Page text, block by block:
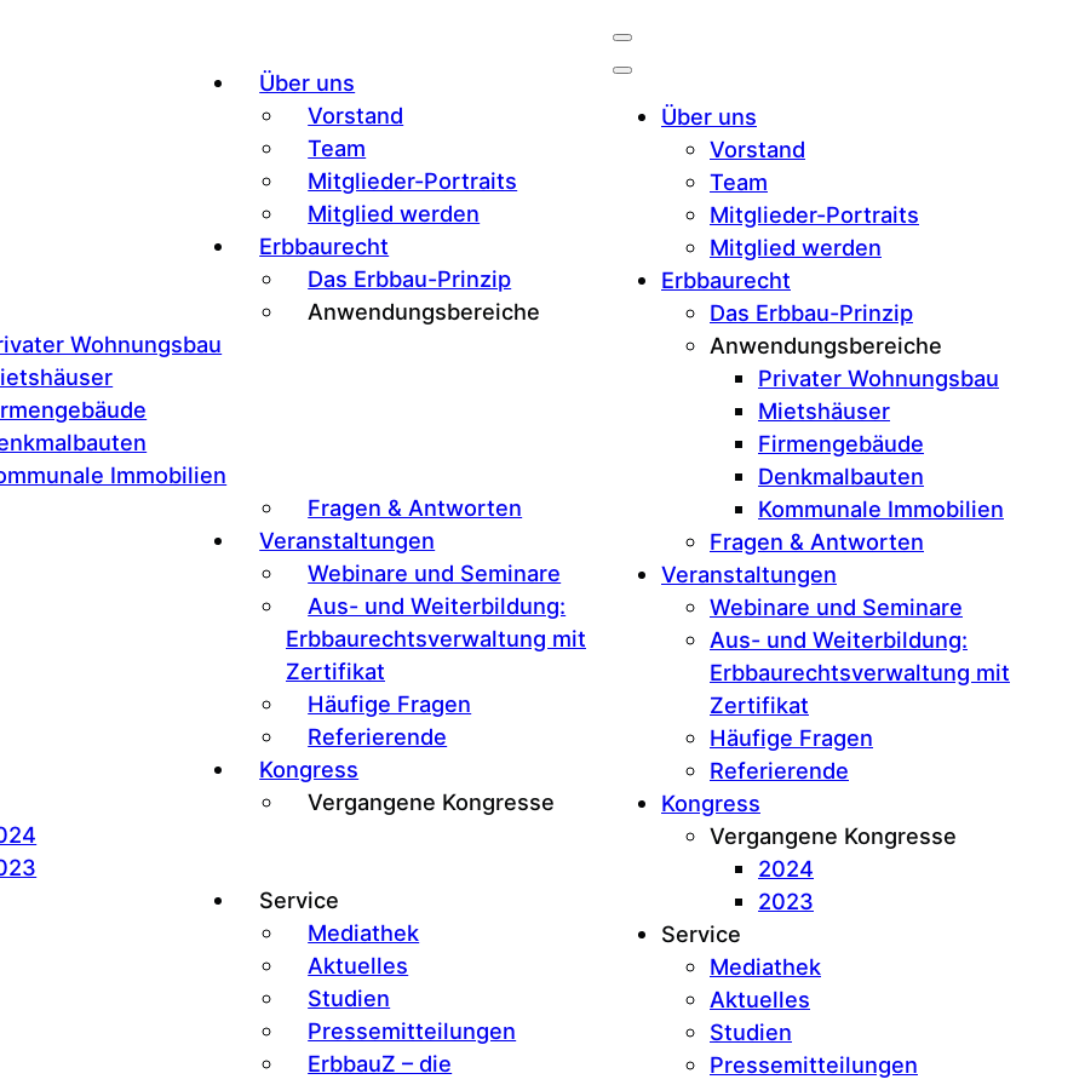
Über uns
Vorstand
Team
Mitglieder-Portraits
Mitglied werden
Erbbaurecht
Das Erbbau-Prinzip
Anwendungsbereiche
Wohnungsbau
Immobilien
Fragen & Antworten
Veranstaltungen
Webinare und Seminare
Aus- und Weiter­­­­bildung:
Erbbaurechtsverwaltung mit
Zertifikat
Häufige Fragen
Referierende
Kongress
Vergangene Kongresse
Service
Mediathek
Aktuelles
Studien
Pressemitteilungen
ErbbauZ – die
Über uns
Vorstand
Team
Mitglieder-Portraits
Mitglied werden
Erbbaurecht
Das Erbbau-Prinzip
Anwendungsbereiche
Privater Wohnungsbau
Mietshäuser
Firmengebäude
Denkmalbauten
Kommunale Immobilien
Fragen & Antworten
Veranstaltungen
Webinare und Seminare
Aus- und Weiter­­­­bildung:
Erbbaurechtsverwaltung mit
Zertifikat
Häufige Fragen
Referierende
Kongress
Vergangene Kongresse
2024
2023
Service
Mediathek
Aktuelles
Studien
Pressemitteilungen